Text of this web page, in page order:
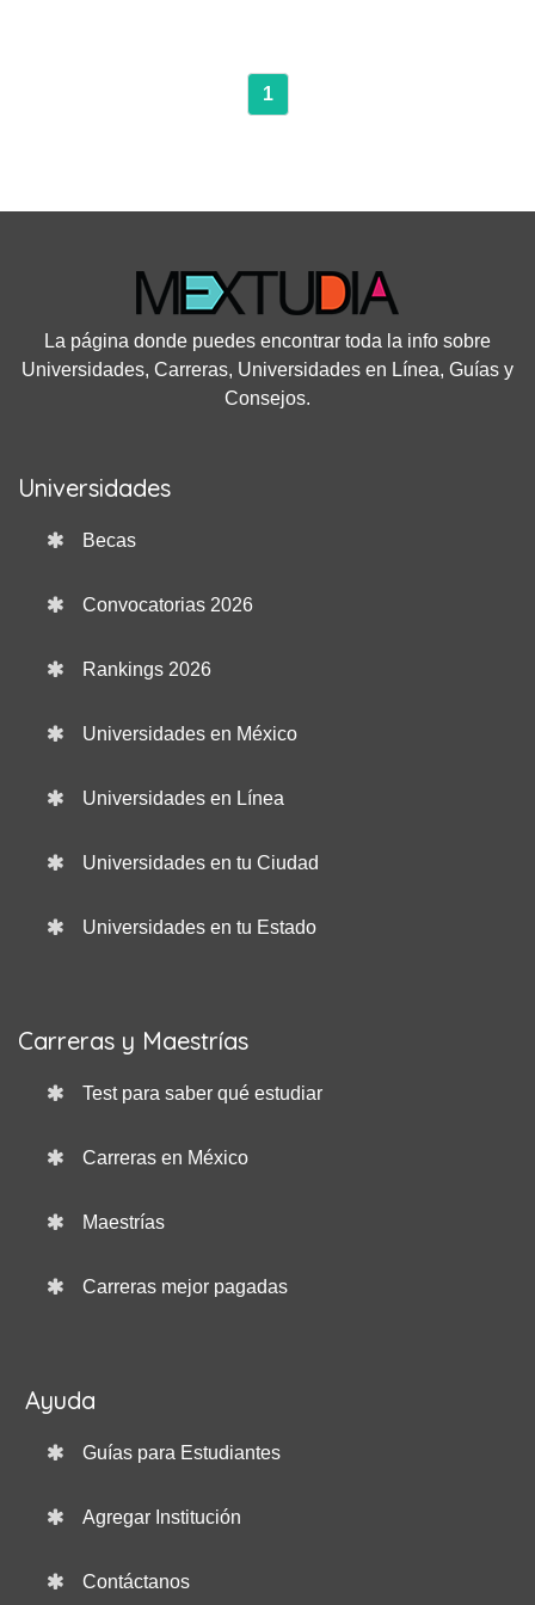
1
La página donde puedes encontrar toda la info sobre
Universidades, Carreras, Universidades en Línea, Guías y
Consejos.
Universidades
Becas
Convocatorias 2026
Rankings 2026
Universidades en México
Universidades en Línea
Universidades en tu Ciudad
Universidades en tu Estado
Carreras y Maestrías
Test para saber qué estudiar
Carreras en México
Maestrías
Carreras mejor pagadas
Ayuda
Guías para Estudiantes
Agregar Institución
Contáctanos